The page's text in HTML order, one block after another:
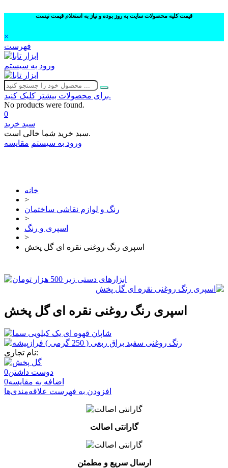
قیمت کلیه محصولات سایت به روز بوده و نیاز به استعلام قیمت نیست
×
فهرست
ورود به سیستم
برای محصولات بیشتر کلیک کنید.
No products were found.
0
سبد خرید
سبد خرید شما خالی است.
ورود به سیستم مقایسه
خانه
>
رنگ و لوازم نقاشی ساختمان
>
اسپری و رنگ
>
اسپری رنگ روغنی نقره ای گل پخش
اسپری رنگ روغنی نقره ای گل پخش
نام تجاری:
دوست داشتن0
اضافه به مقایسه0
افزودن به فهرست علاقه‌مندی‌ها
گارانتی اصالت
ارسال سریع و مطمئن